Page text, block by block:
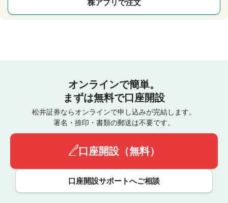
株アプリで注文
オンラインで簡単。
まずは無料で口座開設
松井証券ならオンラインで申し込みが完結します。
署名・捺印・書類の郵送は不要です。
口座開設（無料）
口座開設サポートへご相談